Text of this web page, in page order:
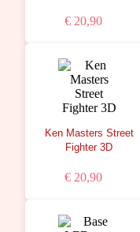
€ 20,90
Ken Masters Street
Fighter 3D
€ 20,90